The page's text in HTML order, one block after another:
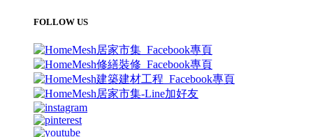
FOLLOW US